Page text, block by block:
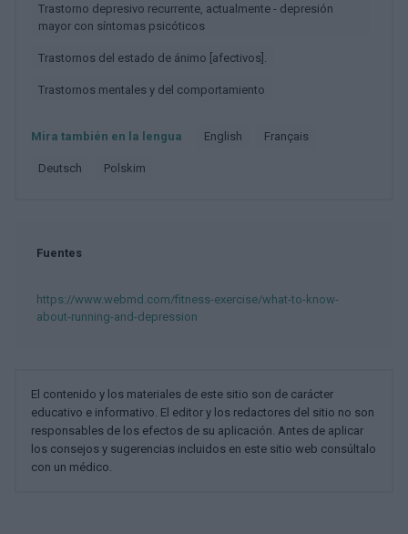
Trastorno depresivo recurrente, actualmente - depresión
mayor con síntomas psicóticos
Trastornos del estado de ánimo [afectivos].
Trastornos mentales y del comportamiento
Mira también en la lengua english français
deutsch polskim
Fuentes
https://www.webmd.com/fitness-exercise/what-to-know-
about-running-and-depression
El contenido y los materiales de este sitio son de carácter
educativo e informativo. El editor y los redactores del sitio no son
responsables de los efectos de su aplicación. Antes de aplicar
los consejos y sugerencias incluidos en este sitio web consúltalo
con un médico.